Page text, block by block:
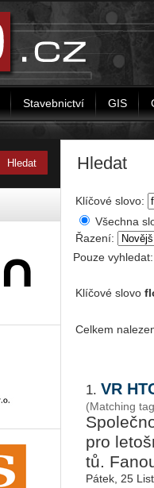
Stavebnictví GIS
Hledat
Klíčové slovo:
Všechna
Řazení:
Pouze
Klíčové slovo
Celkem
1. VR
(Matching
pro
tů.
Pátek, 25